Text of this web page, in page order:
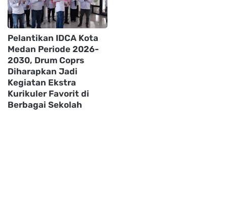
Pelantikan IDCA Kota
Medan Periode 2026-
2030, Drum Coprs
Diharapkan Jadi
Kegiatan Ekstra
Kurikuler Favorit di
Berbagai Sekolah